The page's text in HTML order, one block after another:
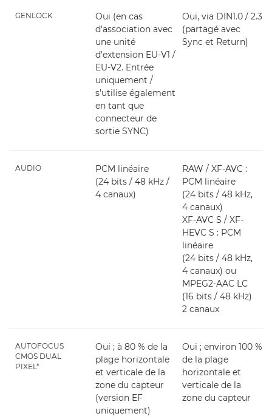
GENLOCK
Oui (en cas
d'association avec
une unité
d'extension EU-V1 /
EU-V2. Entrée
uniquement /
s'utilise également
en tant que
connecteur de
sortie SYNC)
Oui, via DIN1.0 / 2.3
(partagé avec
Sync et Return)
AUDIO
PCM linéaire
(24 bits / 48 kHz /
4 canaux)
RAW / XF-AVC :
PCM linéaire
(24 bits / 48 kHz,
4 canaux)
XF-AVC S / XF-
HEVC S : PCM
linéaire
(24 bits / 48 kHz,
4 canaux) ou
MPEG2-AAC LC
(16 bits / 48 kHz)
2 canaux
AUTOFOCUS
CMOS DUAL
PIXEL*
Oui ; à 80 % de la
plage horizontale
et verticale de la
zone du capteur
(version EF
uniquement)
Oui ; environ 100 %
de la plage
horizontale et
verticale de la
zone du capteur